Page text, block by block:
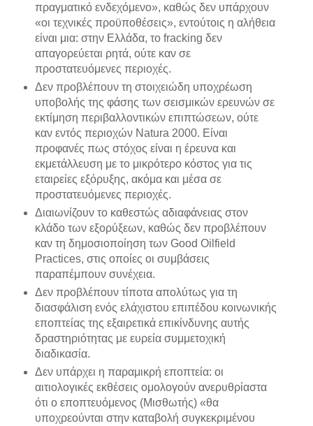
πραγματικό ενδεχόμενο», καθώς δεν υπάρχουν
«οι τεχνικές προϋποθέσεις», εντούτοις η αλήθεια
είναι μια: στην Ελλάδα, το fracking δεν
απαγορεύεται ρητά, ούτε καν σε
προστατευόμενες περιοχές.
Δεν προβλέπουν τη στοιχειώδη υποχρέωση
υποβολής της φάσης των σεισμικών ερευνών σε
εκτίμηση περιβαλλοντικών επιπτώσεων, ούτε
καν εντός περιοχών Natura 2000. Είναι
προφανές πως στόχος είναι η έρευνα και
εκμετάλλευση με το μικρότερο κόστος για τις
εταιρείες εξόρυξης, ακόμα και μέσα σε
προστατευόμενες περιοχές.
Διαιωνίζουν το καθεστώς αδιαφάνειας στον
κλάδο των εξορύξεων, καθώς δεν προβλέπουν
καν τη δημοσιοποίηση των Good Oilfield
Practices, στις οποίες οι συμβάσεις
παραπέμπουν συνέχεια.
Δεν προβλέπουν τίποτα απολύτως για τη
διασφάλιση ενός ελάχιστου επιπέδου κοινωνικής
εποπτείας της εξαιρετικά επικίνδυνης αυτής
δραστηριότητας με ευρεία συμμετοχική
διαδικασία.
Δεν υπάρχει η παραμικρή εποπτεία: οι
αιτιολογικές εκθέσεις ομολογούν ανερυθρίαστα
ότι ο εποπτευόμενος (Μισθωτής) «θα
υποχρεούνται στην καταβολή συγκεκριμένου